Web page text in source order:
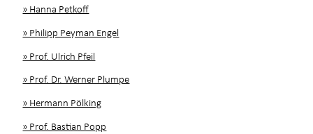
» Hanna Petkoff
» Philipp Peyman Engel
» Prof. Ulrich Pfeil
» Prof. Dr. Werner Plumpe
» Hermann Pölking
» Prof. Bastian Popp